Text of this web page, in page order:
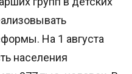
На 1 августа
населения